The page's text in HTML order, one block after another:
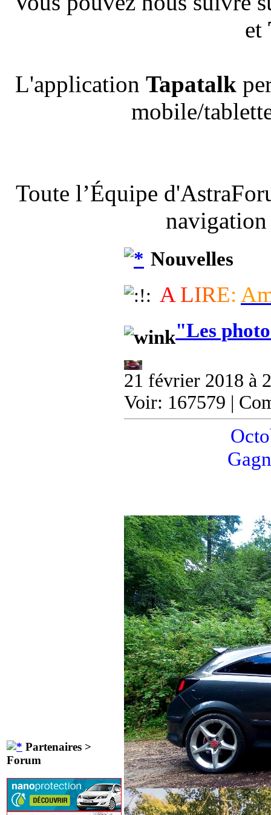
et
L'application Tapatalk
mobile/
Toute l’Équipe
Partenaires >
Forum
Nouvelles
A LIRE: A
"Les
21 février 2018 à
Voir: 167579 |